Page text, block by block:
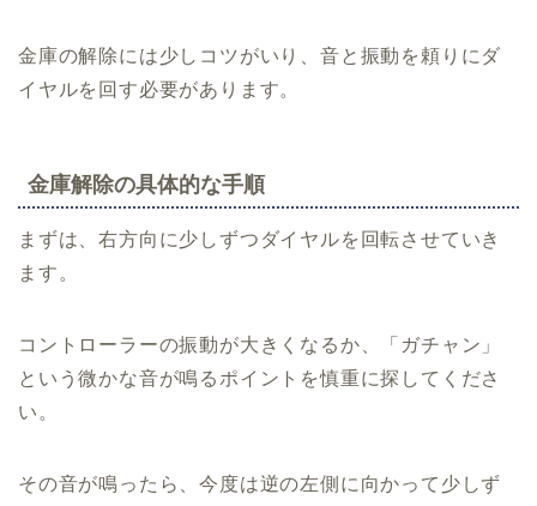
金庫の解除には少しコツがいり、音と振動を頼りにダ
イヤルを回す必要があります。
金庫解除の具体的な手順
まずは、右方向に少しずつダイヤルを回転させていき
ます。
コントローラーの振動が大きくなるか、「ガチャン」
という微かな音が鳴るポイントを慎重に探してくださ
い。
その音が鳴ったら、今度は逆の左側に向かって少しず